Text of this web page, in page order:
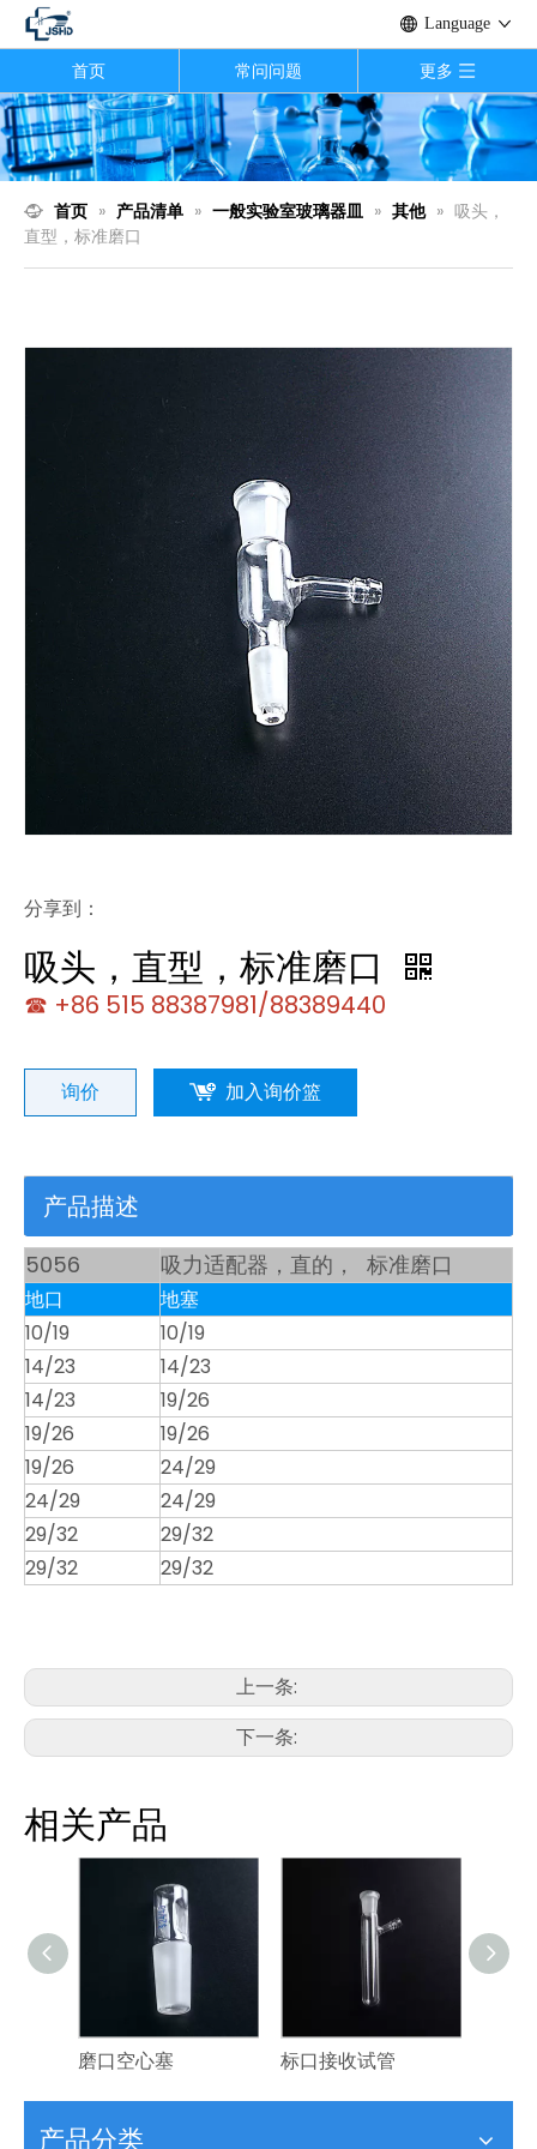
Language
首页 常问问题 更多
首页 » 产品清单 » 一般实验室玻璃器皿 » 其他 » 吸头，
直型，标准磨口
分享到：
吸头，直型，标准磨口
☎ +86 515 88387981/88389440
询价 加入询价篮
产品描述
5056 吸力适配器，直的， 标准磨口
地口
地塞
10/19
10/19
14/23
14/23
14/23
19/26
19/26
19/26
19/26
24/29
24/29
24/29
29/32
29/32
29/32
29/32
上一条:
下一条:
相关产品
磨口空心塞 标口接收试管
产品分类